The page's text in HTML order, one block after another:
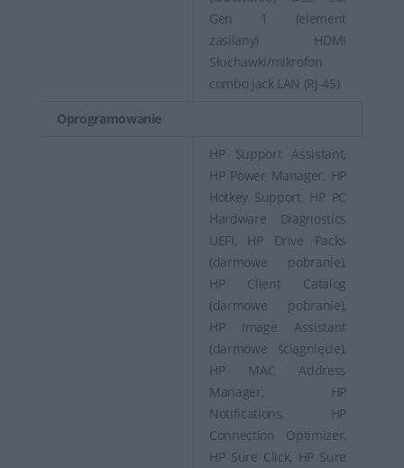
Gen 1 (element
zasilany) HDMI
Słuchawki/mikrofon
combo jack LAN (RJ-45)
Oprogramowanie
HP Support Assistant,
HP Power Manager, HP
Hotkey Support, HP PC
Hardware Diagnostics
UEFI, HP Drive Packs
(darmowe pobranie),
HP Client Catalog
(darmowe pobranie),
HP Image Assistant
(darmowe ściągnięcie),
HP MAC Address
Manager, HP
Notifications, HP
Connection Optimizer,
HP Sure Click, HP Sure